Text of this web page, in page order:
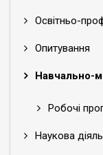
Освітньо-
Опитування
Навчально-
Робочі
Наукова